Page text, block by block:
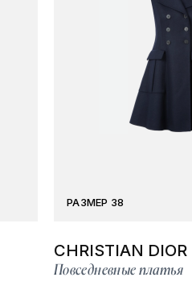
РАЗМЕР 38
CHRISTIAN DIOR
Повседневные платья